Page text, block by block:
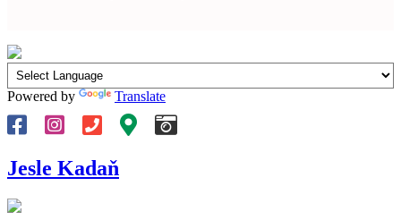
Powered by Translate
Jesle Kadaň